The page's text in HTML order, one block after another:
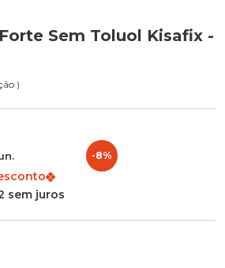
Sem Toluol Kisafix -
)
-8%
sem juros